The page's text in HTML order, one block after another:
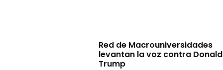
Red de Macrouniversidades
levantan la voz contra Donald
Trump